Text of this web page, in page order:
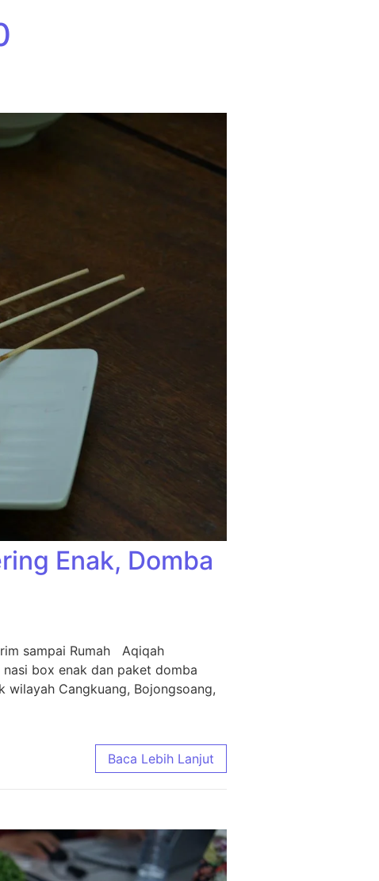
Enak, Domba
sampai Rumah Aqiqah
box enak dan paket domba
wilayah Cangkuang, Bojongsoang,
Enak, Domba Murah, Kirim Gratis
Baca Lebih Lanjut